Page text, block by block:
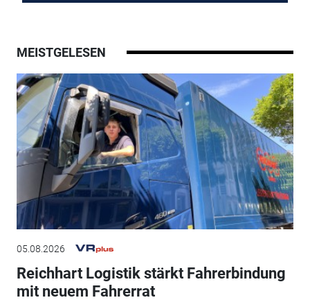
MEISTGELESEN
05.08.2026
Reichhart Logistik stärkt Fahrerbindung
mit neuem Fahrerrat